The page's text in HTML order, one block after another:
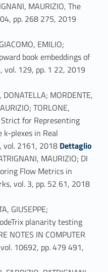
MAURIZIO, The
pp. 268 275, 2019
EMILIO;
book embeddings of
129, pp. 1 22, 2019
MORDENTE,
TORLONE,
Strict for Representing
k-plexes in Real
vol. 2161, 2018 Link identifier #identifier_person_180378-90
Dettaglio
MAURIZIO; DI
Flow Metrics in
vol. 3, pp. 52 61, 2018Link identifier #identifier_person_31489-91
GIUSEPPE;
planarity testing
NOTES IN COMPUTER
10692, pp. 479 491,